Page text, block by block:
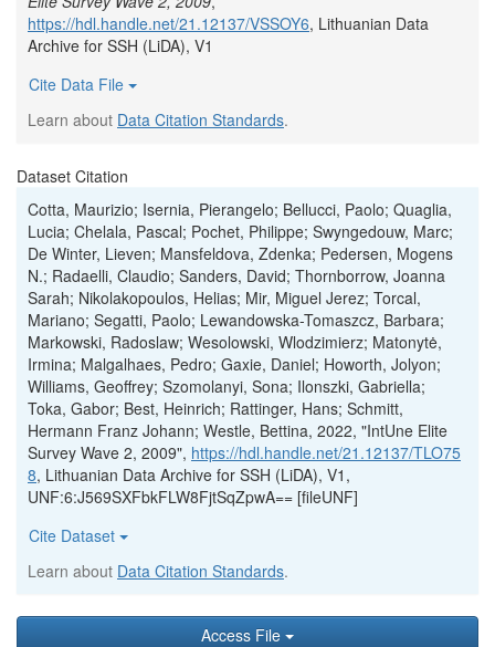
https://hdl.handle.net/21.12137/VSSOY6, Lithuanian Data
Archive for SSH (LiDA), V1
Cite Data File
Learn about Data Citation Standards.
Dataset Citation
Cotta, Maurizio; Isernia, Pierangelo; Bellucci, Paolo; Quaglia,
Lucia; Chelala, Pascal; Pochet, Philippe; Swyngedouw, Marc;
De Winter, Lieven; Mansfeldova, Zdenka; Pedersen, Mogens
N.; Radaelli, Claudio; Sanders, David; Thornborrow, Joanna
Sarah; Nikolakopoulos, Helias; Mir, Miguel Jerez; Torcal,
Mariano; Segatti, Paolo; Lewandowska-Tomaszcz, Barbara;
Markowski, Radoslaw; Wesolowski, Wlodzimierz; Matonytė,
Irmina; Malgalhaes, Pedro; Gaxie, Daniel; Howorth, Jolyon;
Williams, Geoffrey; Szomolanyi, Sona; Ilonszki, Gabriella;
Toka, Gabor; Best, Heinrich; Rattinger, Hans; Schmitt,
Hermann Franz Johann; Westle, Bettina, 2022, "IntUne Elite
Survey Wave 2, 2009", https://hdl.handle.net/21.12137/TLO75
8, Lithuanian Data Archive for SSH (LiDA), V1,
UNF:6:J569SXFbkFLW8FjtSqZpwA== [fileUNF]
Cite Dataset
Learn about Data Citation Standards.
Access File